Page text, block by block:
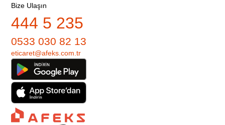
Bize Ulaşın
444 5 235
0533 030 82 13
eticaret@afeks.com.tr